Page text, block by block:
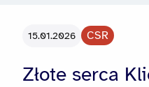
Dla
15.01.2026 CSR
Złote serca